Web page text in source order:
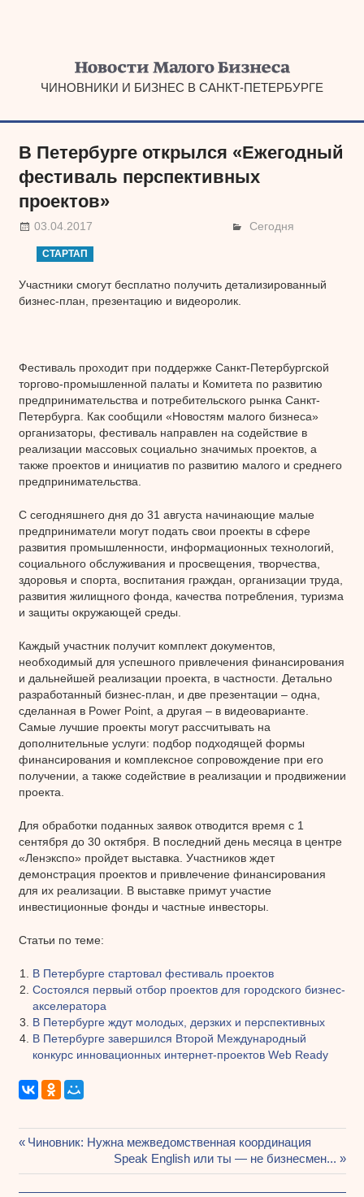
ЧИНОВНИКИ И БИЗНЕС В САНКТ-ПЕТЕРБУРГЕ
В Петербурге открылся «Ежегодный
фестиваль перспективных
проектов»
03.04.2017 Сегодня
СТАРТАП
Участники смогут бесплатно получить детализированный
бизнес-план, презентацию и видеоролик.
Фестиваль проходит при поддержке Санкт-Петербургской
торгово-промышленной палаты и Комитета по развитию
предпринимательства и потребительского рынка Санкт-
Петербурга. Как сообщили «Новостям малого бизнеса»
организаторы, фестиваль направлен на содействие в
реализации массовых социально значимых проектов, а
также проектов и инициатив по развитию малого и среднего
предпринимательства.
С сегодняшнего дня до 31 августа начинающие малые
предприниматели могут подать свои проекты в сфере
развития промышленности, информационных технологий,
социального обслуживания и просвещения, творчества,
здоровья и спорта, воспитания граждан, организации труда,
развития жилищного фонда, качества потребления, туризма
и защиты окружающей среды.
Каждый участник получит комплект документов,
необходимый для успешного привлечения финансирования
и дальнейшей реализации проекта, в частности. Детально
разработанный бизнес-план, и две презентации – одна,
сделанная в Power Point, а другая – в видеоварианте.
Самые лучшие проекты могут рассчитывать на
дополнительные услуги: подбор подходящей формы
финансирования и комплексное сопровождение при его
получении, а также содействие в реализации и продвижении
проекта.
Для обработки поданных заявок отводится время с 1
сентября до 30 октября. В последний день месяца в центре
«Ленэкспо» пройдет выставка. Участников ждет
демонстрация проектов и привлечение финансирования
для их реализации. В выставке примут участие
инвестиционные фонды и частные инвесторы.
Статьи по теме:
В Петербурге стартовал фестиваль проектов
Состоялся первый отбор проектов для городского бизнес-
акселератора
В Петербурге ждут молодых, дерзких и перспективных
В Петербурге завершился Второй Международный
конкурс инновационных интернет-проектов Web Ready
Навигация
Предыдущая
Чиновник: Нужна межведомственная координация
Следующая
запись:
Speak English или ты — не бизнесмен...